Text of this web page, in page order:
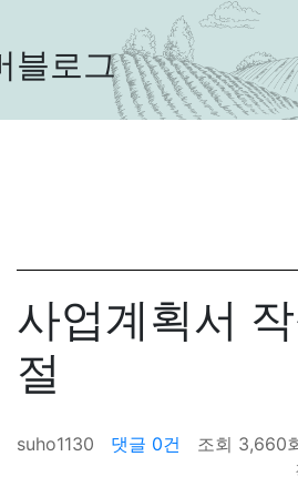
블로그
사업계획서
절
suho1130 댓글 0건
조회 3,660